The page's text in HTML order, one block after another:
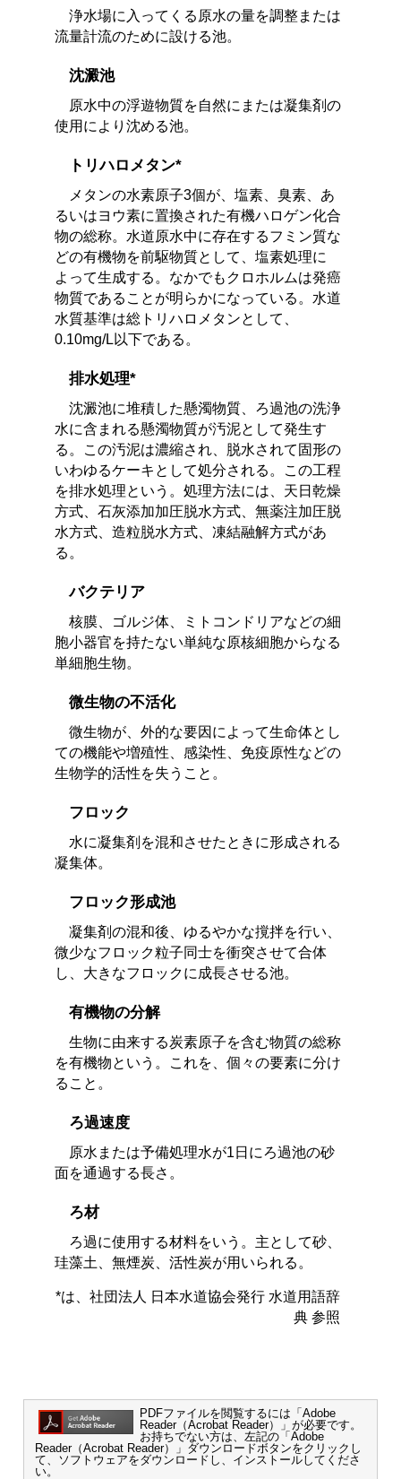
浄水場に入ってくる原水の量を調整または
流量計流のために設ける池。
沈澱池
原水中の浮遊物質を自然にまたは凝集剤の
使用により沈める池。
トリハロメタン*
メタンの水素原子3個が、塩素、臭素、あ
るいはヨウ素に置換された有機ハロゲン化合
物の総称。水道原水中に存在するフミン質な
どの有機物を前駆物質として、塩素処理に
よって生成する。なかでもクロホルムは発癌
物質であることが明らかになっている。水道
水質基準は総トリハロメタンとして、
0.10mg/L以下である。
排水処理*
沈澱池に堆積した懸濁物質、ろ過池の洗浄
水に含まれる懸濁物質が汚泥として発生す
る。この汚泥は濃縮され、脱水されて固形の
いわゆるケーキとして処分される。この工程
を排水処理という。処理方法には、天日乾燥
方式、石灰添加加圧脱水方式、無薬注加圧脱
水方式、造粒脱水方式、凍結融解方式があ
る。
バクテリア
核膜、ゴルジ体、ミトコンドリアなどの細
胞小器官を持たない単純な原核細胞からなる
単細胞生物。
微生物の不活化
微生物が、外的な要因によって生命体とし
ての機能や増殖性、感染性、免疫原性などの
生物学的活性を失うこと。
フロック
水に凝集剤を混和させたときに形成される
凝集体。
フロック形成池
凝集剤の混和後、ゆるやかな撹拌を行い、
微少なフロック粒子同士を衝突させて合体
し、大きなフロックに成長させる池。
有機物の分解
生物に由来する炭素原子を含む物質の総称
を有機物という。これを、個々の要素に分け
ること。
ろ過速度
原水または予備処理水が1日にろ過池の砂
面を通過する長さ。
ろ材
ろ過に使用する材料をいう。主として砂、
珪藻土、無煙炭、活性炭が用いられる。
*は、社団法人 日本水道協会発行 水道用語辞
典 参照
PDFファイルを閲覧するには「Adobe
Reader（Acrobat Reader）」が必要です。
お持ちでない方は、左記の「Adobe
Reader（Acrobat Reader）」ダウンロードボタンをクリックし
て、ソフトウェアをダウンロードし、インストールしてくださ
い。